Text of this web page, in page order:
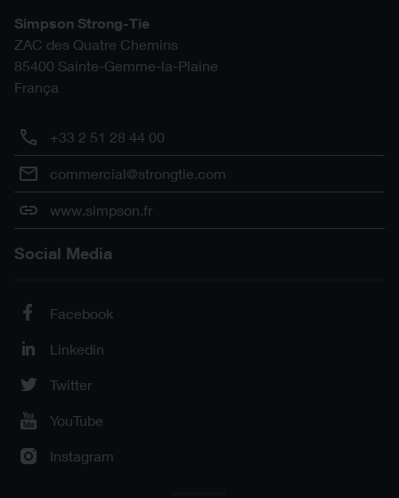
Simpson Strong-Tie
ZAC des Quatre Chemins
85400 Sainte-Gemme-la-Plaine
França
+33 2 51 28 44 00
commercial@strongtie.com
www.simpson.fr
Social Media
Facebook
Linkedin
Twitter
YouTube
Instagram